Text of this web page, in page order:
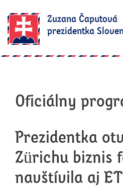
Zuzana Čaputová
prezidentka
Oficiálny
Prezidentka
Zürichu biznis
navštívila aj